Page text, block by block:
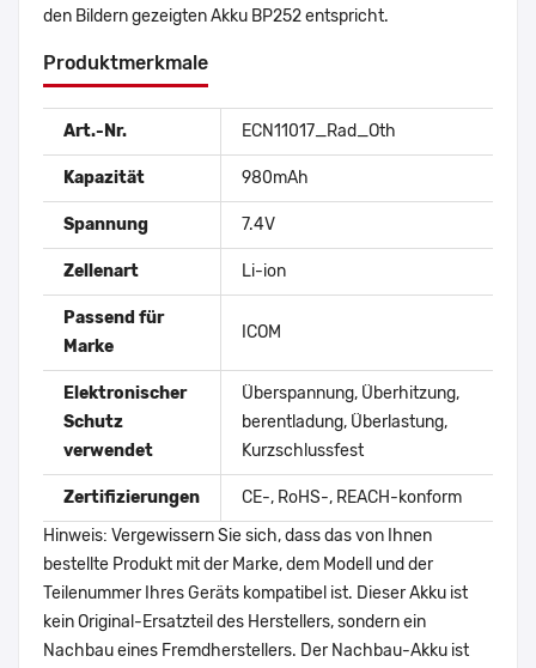
den Bildern gezeigten Akku BP252 entspricht.
Produktmerkmale
Art.-Nr. ECN11017_Rad_Oth
Kapazität 980mAh
Spannung 7.4V
Zellenart Li-ion
Passend für
Marke
ICOM
Elektronischer
Schutz
verwendet
Überspannung, Überhitzung,
berentladung, Überlastung,
Kurzschlussfest
Zertifizierungen
CE-, RoHS-, REACH-konform
Hinweis: Vergewissern Sie sich, dass das von Ihnen
bestellte Produkt mit der Marke, dem Modell und der
Teilenummer Ihres Geräts kompatibel ist. Dieser Akku ist
kein Original-Ersatzteil des Herstellers, sondern ein
Nachbau eines Fremdherstellers. Der Nachbau-Akku ist